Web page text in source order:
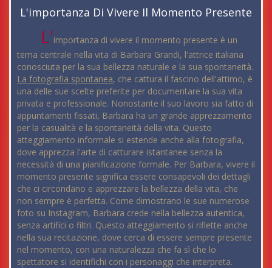
L'importanza Di Vivere Il Momento Presente
L'importanza di vivere il momento presente è un
tema centrale nella vita di Barbara Grandi, l'attrice italiana
conosciuta per la sua bellezza naturale e la sua spontaneità.
La fotografia spontanea, che cattura il fascino dell'attimo, è
una delle sue scelte preferite per documentare la sua vita
privata e professionale. Nonostante il suo lavoro sia fatto di
appuntamenti fissati, Barbara ha un grande apprezzamento
per la casualità e la spontaneità della vita. Questo
atteggiamento informale si estende anche alla fotografia,
dove apprezza l'arte di catturare istantanee senza la
necessità di una pianificazione formale. Per Barbara, vivere il
momento presente significa essere consapevoli dei dettagli
che ci circondano e apprezzare la bellezza della vita, che
non sempre è perfetta. Come dimostrano le sue numerose
foto su Instagram, Barbara crede nella bellezza autentica,
senza artifici o filtri. Questo atteggiamento si riflette anche
nella sua recitazione, dove cerca di essere sempre presente
nel momento, con una naturalezza che fa sì che lo
spettatore si identifichi con i personaggi che interpreta.